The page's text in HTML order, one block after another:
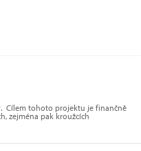
Cílem tohoto projektu je finančně
zejména pak kroužcích